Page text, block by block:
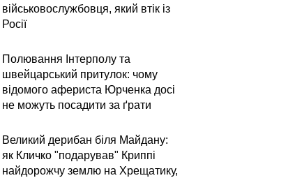
військовослужбовця, який втік із
Росії
Полювання Інтерполу та
швейцарський притулок: чому
відомого афериста Юрченка досі
не можуть посадити за ґрати
Великий дерибан біля Майдану:
як Кличко "подарував" Криппі
найдорожчу землю на Хрещатику,